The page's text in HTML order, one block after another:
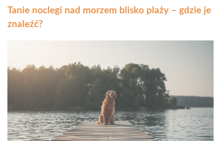
Tanie noclegi nad morzem blisko plaży – gdzie je
znaleźć?